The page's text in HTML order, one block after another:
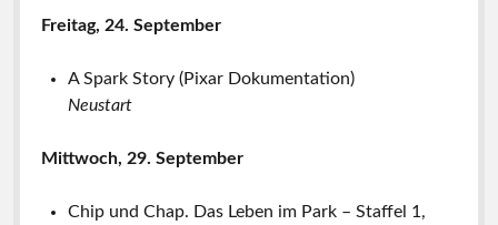
Freitag, 24. September
A Spark Story (Pixar Dokumentation)
Neustart
Mittwoch, 29. September
Chip und Chap. Das Leben im Park – Staffel 1,